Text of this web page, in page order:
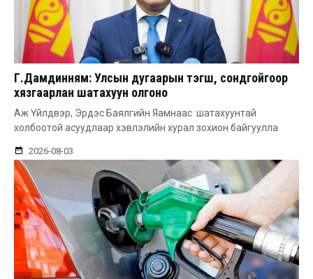
Г.Дамдинням: Улсын дугаарын тэгш, сондгойгоор
хязгаарлан шатахуун олгоно
Аж Үйлдвэр, Эрдэс Баялгийн Яамнаас шатахуунтай
холбоотой асуудлаар хэвлэлийн хурал зохион байгуулла
2026-08-03